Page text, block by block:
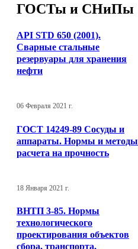
ГОСТы и СНиПы
API STD 650 (2001).
Сварные стальные
резервуары для хранения
нефти
06 Февраля 2021 г.
ГОСТ 14249-89 Сосуды и
аппараты. Нормы и методы
расчета на прочность
18 Января 2021 г.
ВНТП 3-85. Нормы
технологического
проектирования объектов
сбора, транспорта,